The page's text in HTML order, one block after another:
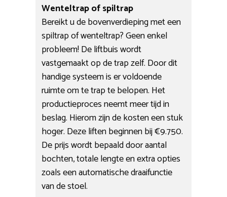
Wenteltrap of spiltrap
Bereikt u de bovenverdieping met een
spiltrap of wenteltrap? Geen enkel
probleem! De liftbuis wordt
vastgemaakt op de trap zelf. Door dit
handige systeem is er voldoende
ruimte om te trap te belopen. Het
productieproces neemt meer tijd in
beslag. Hierom zijn de kosten een stuk
hoger. Deze liften beginnen bij €9.750.
De prijs wordt bepaald door aantal
bochten, totale lengte en extra opties
zoals een automatische draaifunctie
van de stoel.